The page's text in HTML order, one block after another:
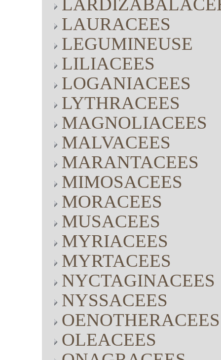
LAURACEES
LEGUMINEUSE
LILIACEES
LOGANIACEES
LYTHRACEES
MAGNOLIACEES
MALVACEES
MARANTACEES
MIMOSACEES
MORACEES
MUSACEES
MYRIACEES
MYRTACEES
NYCTAGINACEES
NYSSACEES
OENOTHERACEES
OLEACEES